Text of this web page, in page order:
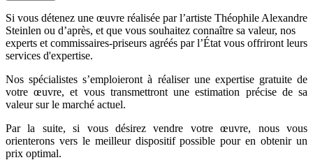
Si vous détenez une œuvre réalisée par l’artiste Théophile Alexandre
Steinlen ou d’après, et que vous souhaitez connaître sa valeur, nos
experts et commissaires-priseurs agréés par l’État vous offriront leurs
services d'expertise.
Nos spécialistes s’emploieront à réaliser une expertise gratuite de
votre œuvre, et vous transmettront une estimation précise de sa
valeur sur le marché actuel.
Par la suite, si vous désirez vendre votre œuvre, nous vous
orienterons vers le meilleur dispositif possible pour en obtenir un
prix optimal.